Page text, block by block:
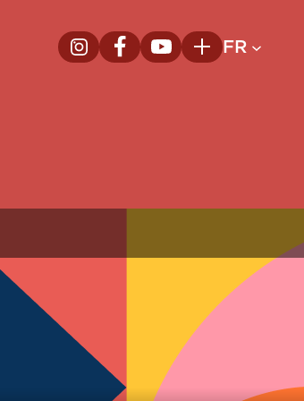
InstagramNouvelle fenêtre
FacebookNouvelle fenêtre
YoutubeNouvelle
PlusFR